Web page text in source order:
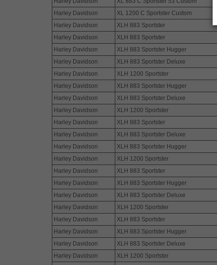
Harley Davidson
XL 1200 C Sportster Custom
Harley Davidson
XLH 883 Sportster
Harley Davidson
XLH 883 Sportster
Harley Davidson
XLH 883 Sportster Hugger
Harley Davidson
XLH 883 Sportster Deluxe
Harley Davidson
XLH 1200 Sportster
Harley Davidson
XLH 883 Sportster Hugger
Harley Davidson
XLH 883 Sportster Deluxe
Harley Davidson
XLH 1200 Sportster
Harley Davidson
XLH 883 Sportster
Harley Davidson
XLH 883 Sportster Deluxe
Harley Davidson
XLH 883 Sportster Hugger
Harley Davidson
XLH 1200 Sportster
Harley Davidson
XLH 883 Sportster
Harley Davidson
XLH 883 Sportster Hugger
Harley Davidson
XLH 883 Sportster Deluxe
Harley Davidson
XLH 1200 Sportster
Harley Davidson
XLH 883 Sportster
Harley Davidson
XLH 883 Sportster Hugger
Harley Davidson
XLH 883 Sportster Deluxe
Harley Davidson
XLH 1200 Sportster